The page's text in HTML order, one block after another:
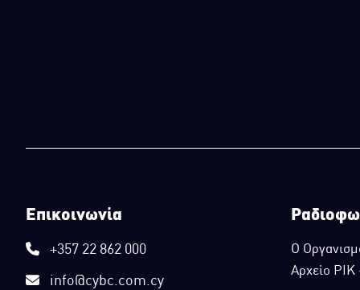
Επικοινωνία
+357 22 862 000
info@cybc.com.cy
Ο
Αρχείο